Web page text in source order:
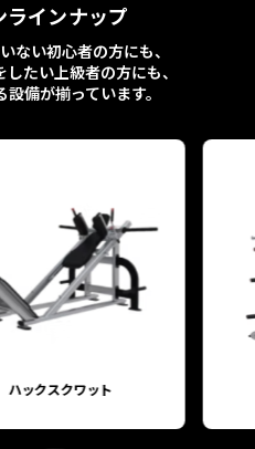
ラインナップ
ない初心者の方にも、
たい上級者の方にも、
備が揃っています。
ワット